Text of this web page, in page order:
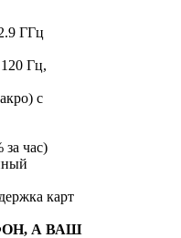
ГГц
Гц,
с
час)
карт
А ВАШ